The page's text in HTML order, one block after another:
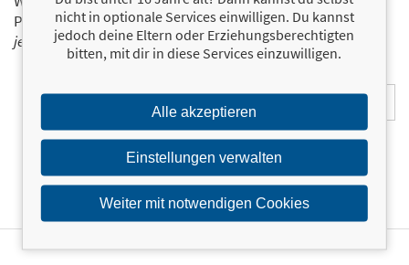
Programm der Münchner Verlagsgruppe.Tragen Sie sich
jetzt ein!
nicht in optionale Services einwilligen. Du kannst
jedoch deine Eltern oder Erziehungsberechtigten
bitten, mit dir in diese Services einzuwilligen.
Alle akzeptieren
Einstellungen verwalten
Weiter mit notwendigen Cookies